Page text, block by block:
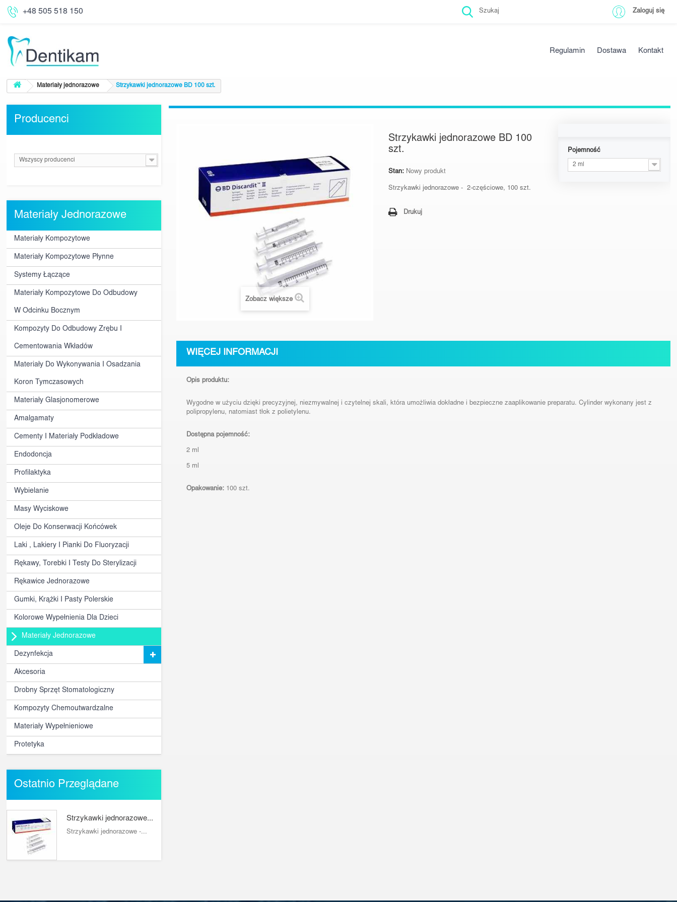
Zaloguj się
+48 505 518 150
Regulamin Dostawa Kontakt
Materiały jednorazowe Strzykawki jednorazowe BD 100 szt.
Producenci
Wszyscy producenci
Materiały Jednorazowe
Materiały Kompozytowe
Materiały Kompozytowe Płynne
Systemy Łączące
Materiały Kompozytowe Do Odbudowy
W Odcinku Bocznym
Kompozyty Do Odbudowy Zrębu I
Cementowania Wkładów
Materiały Do Wykonywania I Osadzania
Koron Tymczasowych
Materiały Glasjonomerowe
Amalgamaty
Cementy I Materiały Podkładowe
Endodoncja
Profilaktyka
Wybielanie
Masy Wyciskowe
Oleje Do Konserwacji Końcówek
Laki , Lakiery I Pianki Do Fluoryzacji
Rękawy, Torebki I Testy Do Sterylizacji
Rękawice Jednorazowe
Gumki, Krążki I Pasty Polerskie
Kolorowe Wypełnienia Dla Dzieci
Materiały Jednorazowe
Dezynfekcja
Akcesoria
Drobny Sprzęt Stomatologiczny
Kompozyty Chemoutwardzalne
Materiały Wypełnieniowe
Protetyka
Ostatnio Przeglądane
Strzykawki jednorazowe...
Strzykawki jednorazowe -...
Zobacz większe
Strzykawki jednorazowe BD 100
szt.
Stan: Nowy produkt
Strzykawki jednorazowe - 2-częściowe, 100 szt.
Drukuj
Pojemność
2 ml
WIĘCEJ INFORMACJI
Opis produktu:
Wygodne w użyciu dzięki precyzyjnej, niezmywalnej i czytelnej skali, która umożliwia dokładne i bezpieczne zaaplikowanie preparatu. Cylinder wykonany jest z
polipropylenu, natomiast tłok z polietylenu.
Dostępna pojemność:
2 ml
5 ml
Opakowanie: 100 szt.